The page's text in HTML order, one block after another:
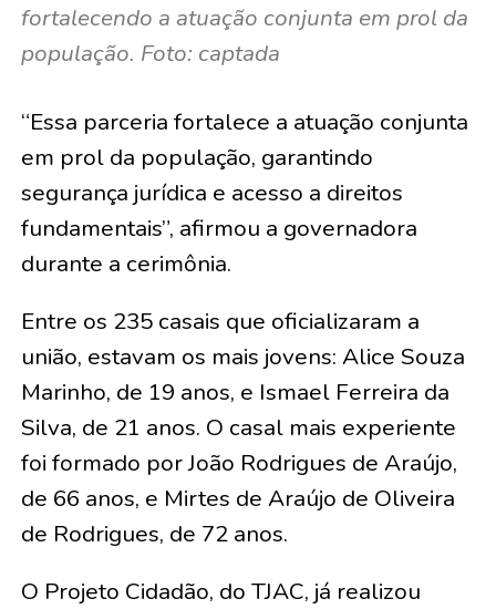
fortalecendo a atuação conjunta em prol da
população. Foto: captada
“Essa parceria fortalece a atuação conjunta
em prol da população, garantindo
segurança jurídica e acesso a direitos
fundamentais”, afirmou a governadora
durante a cerimônia.
Entre os 235 casais que oficializaram a
união, estavam os mais jovens: Alice Souza
Marinho, de 19 anos, e Ismael Ferreira da
Silva, de 21 anos. O casal mais experiente
foi formado porJoão Rodrigues de Araújo,
de 66 anos, e Mirtes de Araújo de Oliveira
de Rodrigues, de 72 anos.
O Projeto Cidadão, do TJAC, já realizou